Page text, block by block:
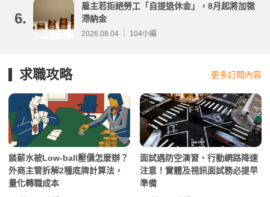
6.
雇主若拒絕勞工「自提退休金」，8月起將加徵
滯納金
2026.08.04 ｜ 104小編
求職攻略 更多訂閱內容
談薪水被Low-ball壓價怎麼辦？
外商主管拆解2種底牌計算法，
量化轉職成本
面試遇防空演習、行動網路降速
注意！實體及視訊面試務必提早
準備